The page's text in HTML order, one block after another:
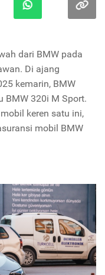
dari BMW pada
Di ajang
kemarin, BMW
BMW 320i M Sport.
keren satu ini,
mobil BMW